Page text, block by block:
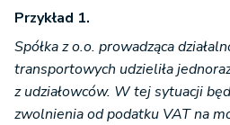
Przykład 1.
Spółka z o.o. prowadząca
transportowych udzieliła
z udziałowców. W tej sytuacji
zwolnienia od podatku VAT na